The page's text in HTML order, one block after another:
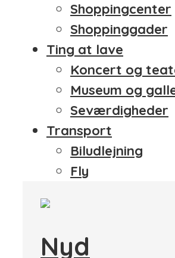
Shoppingcenter
Shoppinggader
Ting at lave
Koncert og
Museum og
Seværdigheder
Transport
Biludlejning
Fly
Nyd